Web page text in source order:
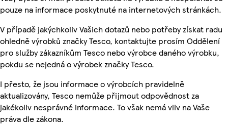
pouze na informace poskytnuté na internetových stránkách.
V případě jakýchkoliv Vašich dotazů nebo potřeby získat radu
ohledně výrobků značky Tesco, kontaktujte prosím Oddělení
pro služby zákazníkům Tesco nebo výrobce daného výrobku,
pokdu se nejedná o výrobek značky Tesco.
I přesto, že jsou informace o výrobcích pravidelně
aktualizovány, Tesco nemůže přijmout odpovědnost za
jakékoliv nesprávné informace. To však nemá vliv na Vaše
práva dle zákona.